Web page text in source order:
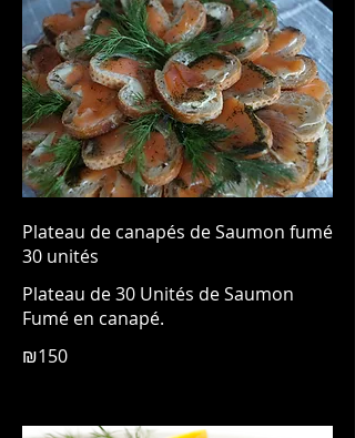
Plateau de canapés de Saumon fumé
30 unités
Plateau de 30 Unités de Saumon
₪150